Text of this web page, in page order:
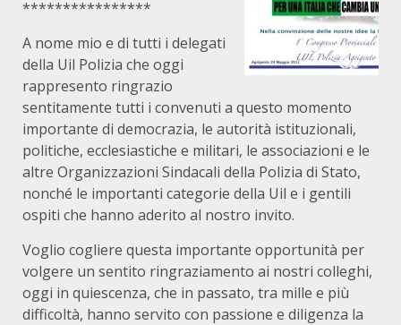
****************
A nome mio e di tutti i delegati
della Uil Polizia che oggi
rappresento ringrazio
sentitamente tutti i convenuti a questo momento
importante di democrazia, le autorità istituzionali,
politiche, ecclesiastiche e militari, le associazioni e le
altre Organizzazioni Sindacali della Polizia di Stato,
nonché le importanti categorie della Uil e i gentili
ospiti che hanno aderito al nostro invito.
Voglio cogliere questa importante opportunità per
volgere un sentito ringraziamento ai nostri colleghi,
oggi in quiescenza, che in passato, tra mille e più
difficoltà, hanno servito con passione e diligenza la